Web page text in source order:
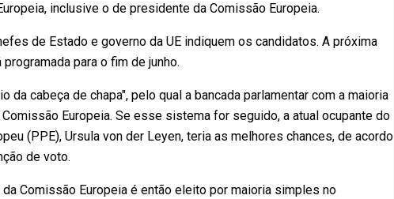
inclusive o de presidente da Comissão Europeia.
de Estado e governo da UE indiquem os candidatos. A próxima
para o fim de junho.
da cabeça de chapa", pelo qual a bancada parlamentar com a maioria
Europeia. Se esse sistema for seguido, a atual ocupante do
(PPE), Ursula von der Leyen, teria as melhores chances, de acordo
de voto.
Comissão Europeia é então eleito por maioria simples no